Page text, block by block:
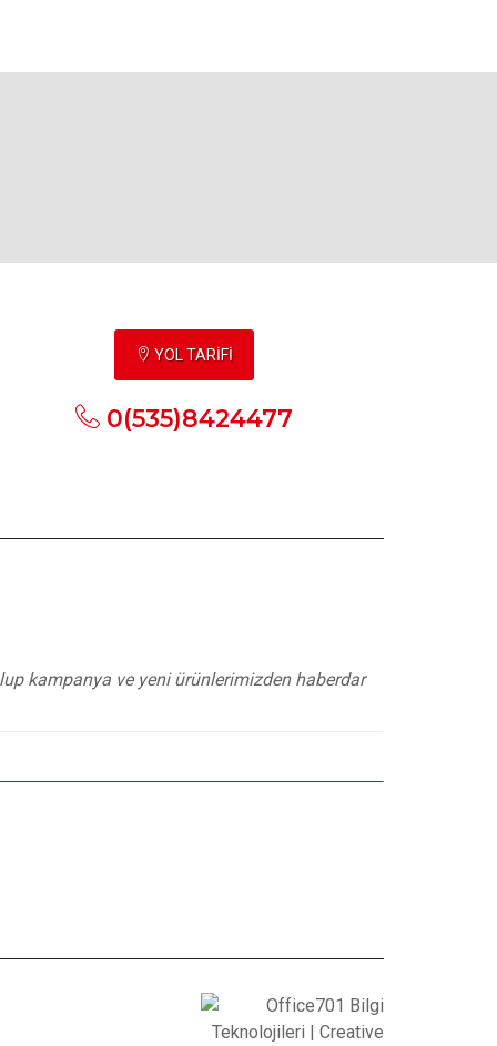
YOL TARİFİ
0(535)8424477
kampanya ve yeni ürünlerimizden haberdar